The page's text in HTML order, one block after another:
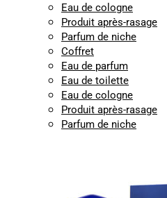
Eau de cologne
Produit après-rasage
Parfum de niche
Coffret
Eau de parfum
Eau de toilette
Eau de cologne
Produit après-rasage
Parfum de niche